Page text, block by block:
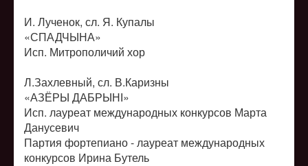
И. Лученок, сл. Я. Купалы
«СПАДЧЫНА»
Исп. Митрополичий хор
Л.Захлевный, сл. В.Каризны
«АЗЁРЫ ДАБРЫНІ»
Исп. лауреат международных конкурсов Марта
Данусевич
Партия фортепиано - лауреат международных
конкурсов Ирина Бутель